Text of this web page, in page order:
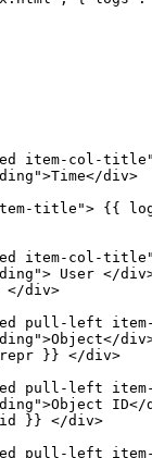
item-col-
>Time</div>
title"> {{
item-col-
> User </div
</div>
pull-left
>Object</div
}} </div>
pull-left
>Object ID</
}} </div>
pull-left